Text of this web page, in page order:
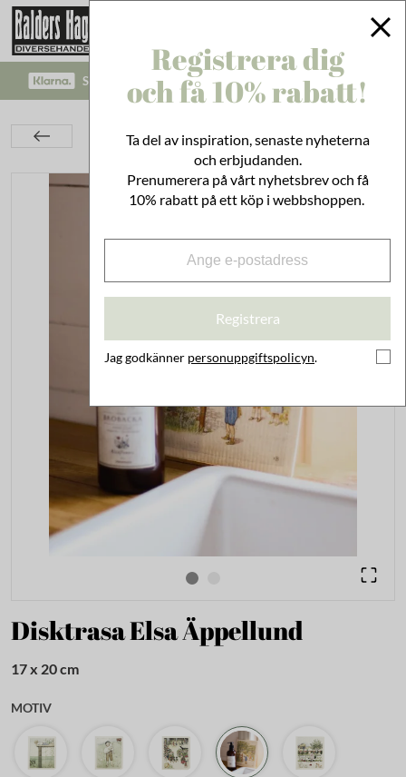
SÄKRA BETALNINGAR MED KLARNA CHECKOUT!
Disktrasa Elsa Äppellund
Disktrasa Elsa Äppellund
17 x 20 cm
MOTIV
Registrera dig
och få 10% rabatt!
Ta del av inspiration, senaste nyheterna
och erbjudanden.
Prenumerera på vårt nyhetsbrev och få
10% rabatt på ett köp i webbshoppen.
Registrera
Jag godkänner personuppgiftspolicyn.